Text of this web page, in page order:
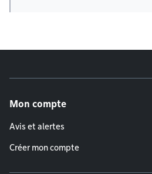
Mon compte
Avis et alertes
Créer mon compte